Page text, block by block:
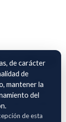
incluyendo la
y recinto,
cultivada
de carácter
de
mantener la
del
de esta